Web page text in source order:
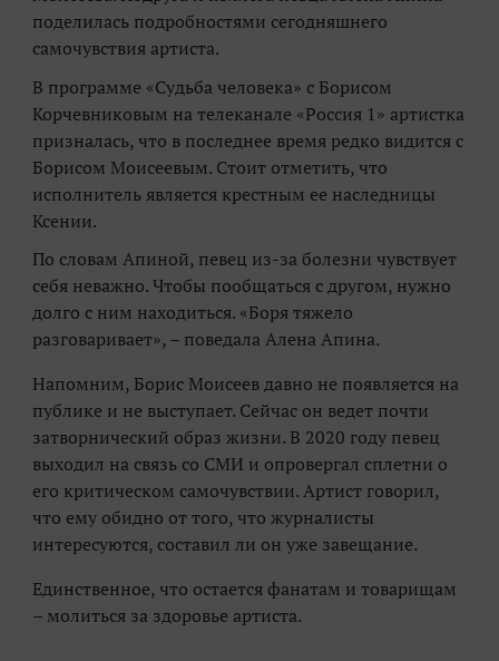
поделилась подробностями сегодняшнего
самочувствия артиста.
В программе «Судьба человека» с Борисом
Корчевниковым на телеканале «Россия 1» артистка
призналась, что в последнее время редко видится с
Борисом Моисеевым. Стоит отметить, что
исполнитель является крестным ее наследницы
Ксении.
По словам Апиной, певец из-за болезни чувствует
себя неважно. Чтобы пообщаться с другом, нужно
долго с ним находиться. «Боря тяжело
разговаривает», – поведала Алена Апина.
Напомним, Борис Моисеев давно не появляется на
публике и не выступает. Сейчас он ведет почти
затворнический образ жизни. В 2020 году певец
выходил на связь со СМИ и опровергал сплетни о
его критическом самочувствии. Артист говорил,
что ему обидно от того, что журналисты
интересуются, составил ли он уже завещание.
Единственное, что остается фанатам и товарищам
– молиться за здоровье артиста.